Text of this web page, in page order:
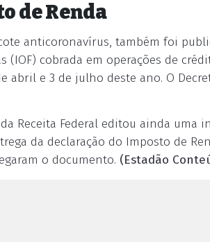
de Renda
anticoronavírus, também foi
(IOF) cobrada em operações de
abril e 3 de julho deste ano. O
Receita Federal editou ainda
da declaração do Imposto de
o documento. (Estadão